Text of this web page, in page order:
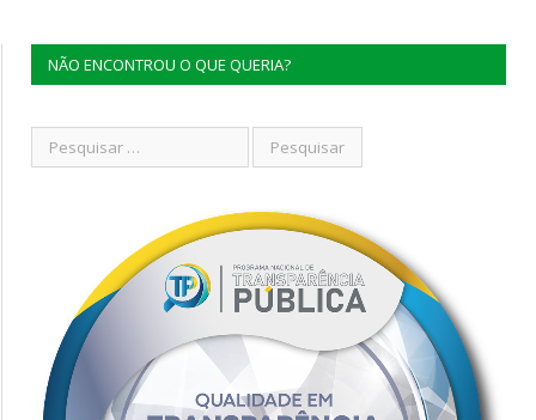
NÃO ENCONTROU O QUE QUERIA?